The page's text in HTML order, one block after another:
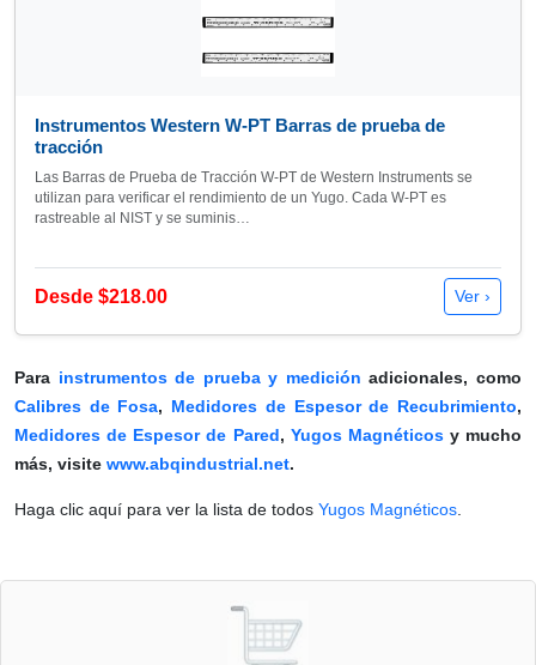
Instrumentos Western W-PT Barras de prueba de
tracción
Las Barras de Prueba de Tracción W-PT de Western Instruments se
utilizan para verificar el rendimiento de un Yugo. Cada W-PT es
rastreable al NIST y se suminis…
Desde $218.00 Ver ›
Para instrumentos de prueba y medición adicionales, como
Calibres de Fosa, Medidores de Espesor de Recubrimiento,
Medidores de Espesor de Pared , Yugos Magnéticosy mucho
más, visite www.abqindustrial.net.
Haga clic aquí para ver la lista de todos Yugos Magnéticos.